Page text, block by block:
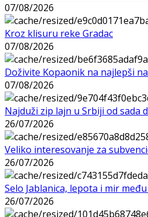
07/08/2026
Kroz klisuru reke Gradac
07/08/2026
Doživite Kopaonik na najlepši
07/08/2026
Najduži zip lajn u Srbiji od sada
26/07/2026
Veliko interesovanje za
26/07/2026
Selo Jablanica, lepota i mir
26/07/2026